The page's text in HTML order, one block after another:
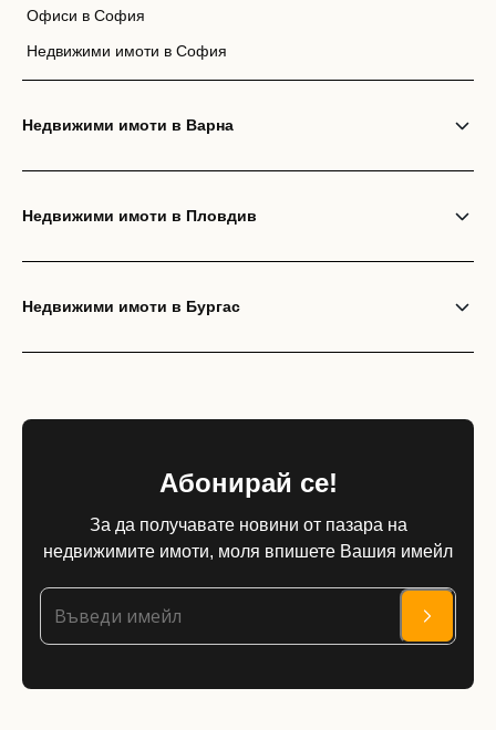
Офиси в София
Недвижими имоти в София
Недвижими имоти в Варна
Недвижими имоти в Пловдив
Недвижими имоти в Бургас
Абонирай се!
За да получавате новини от пазара на
недвижимите имоти, моля впишете Вашия имейл